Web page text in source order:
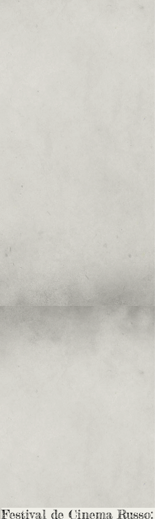
Festival de Cinema Russo: